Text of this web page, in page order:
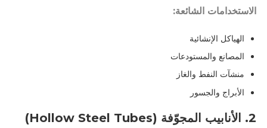
الاستخدامات الشائعة:
الهياكل الإنشائية
المصانع والمستودعات
منشآت النفط والغاز
الأبراج والجسور
2. الأنابيب المجوّفة (Hollow Steel Tubes)